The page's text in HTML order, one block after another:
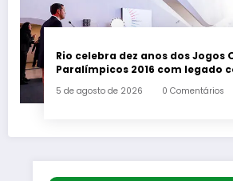
Rio celebra dez anos dos Jogos
Paralímpicos 2016 com legado
5 de agosto de 2026 0 Comentários